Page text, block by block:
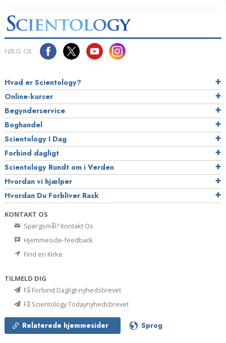
FØLG OS
Hvad er Scientology?
Online-kurser
Begynderservice
Boghandel
Scientology I Dag
Forbind dagligt
Scientology Rundt om i Verden
Hvordan vi hjælper
Hvordan Du Forbliver Rask
KONTAKT OS
Spørgsmål? Kontakt Os
Hjemmeside-feedback
Find en Kirke
TILMELD DIG
Få Forbind Dagligt-nyhedsbrevet
Få Scientology Todaynyhedsbrevet
Relaterede hjemmesider Sprog